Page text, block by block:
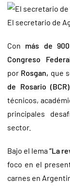
El secretario de
Con más de
Congreso
por Rosgan, que
de Rosario
técnicos,
principales
sector.
Bajo el lema“La
foco en el
carnes en